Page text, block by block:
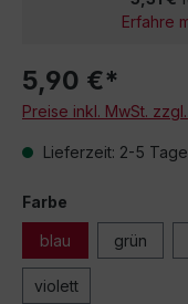
Erfahre
5,90 €*
Preise inkl. MwSt.
Lieferzeit: 2-5 Tage
Farbe
blau grün
violett